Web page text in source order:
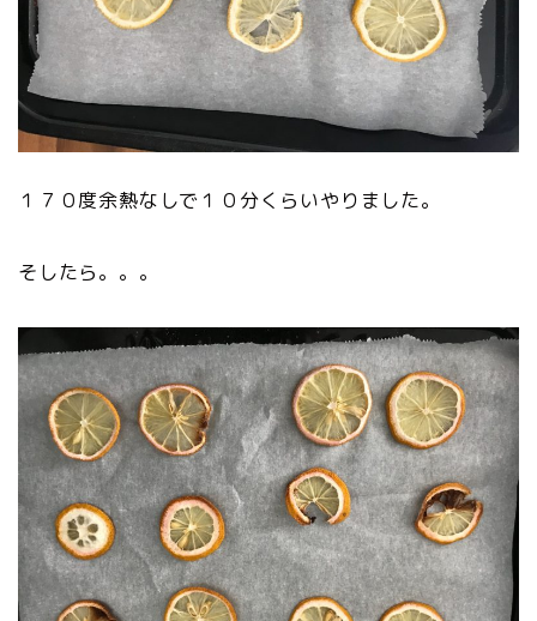
１７０度余熱なしで１０分くらいやりました。
そしたら。。。